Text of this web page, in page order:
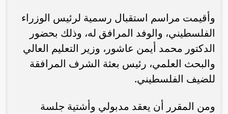
وأقيمت مراسم استقبال رسمية لرئيس الوزراء
الفلسطيني، والوفد المرافق له، وذلك بحضور
الدكتور محمد أيمن عاشور، وزير التعليم العالي
والبحث العلمي، رئيس بعثة الشرف المرافقة
للضيف الفلسطيني.
ومن المقرر أن يعقد مدبولي وأشتية جلسة